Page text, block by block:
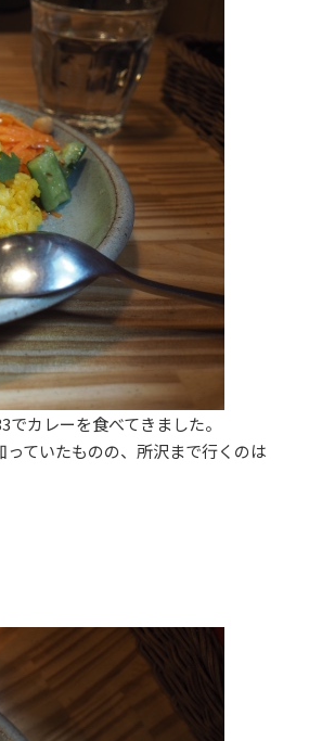
カレーを食べてきました。
ていたものの、所沢まで行くのは